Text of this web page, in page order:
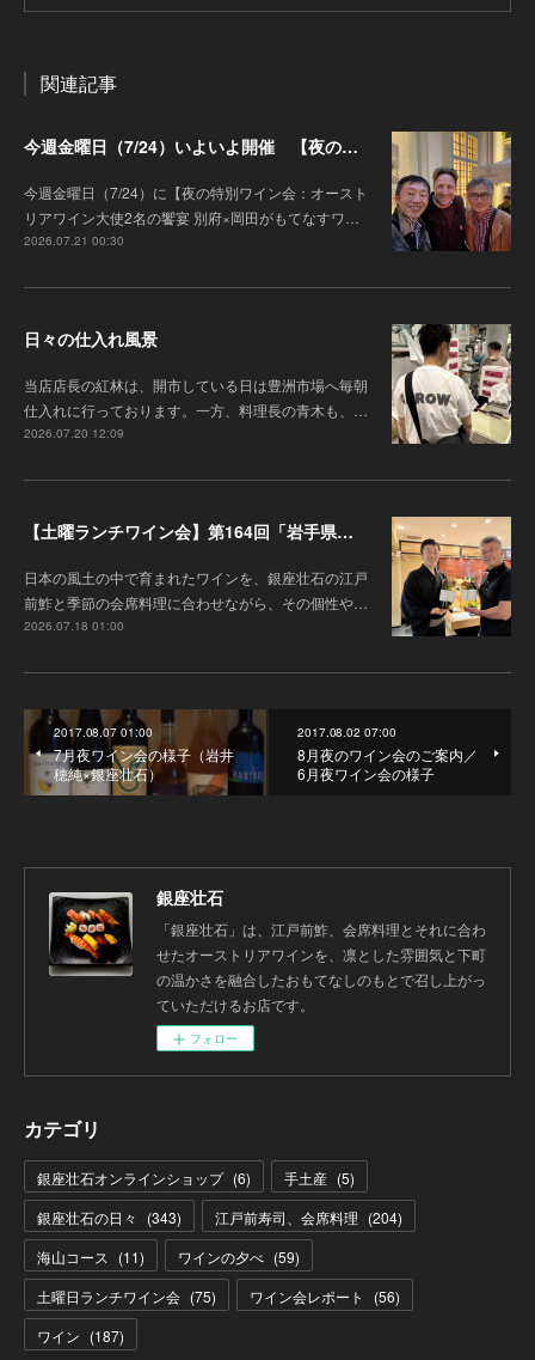
関連記事
今週金曜日（7/24）いよいよ開催 【夜の特別ワイン会】オーストリアワイン大使2名の饗宴 別府×岡田がもてなすワインペアリングの会
今週金曜日（7/24）に【夜の特別ワイン会：オースト
リアワイン大使2名の饗宴 別府×岡田がもてなすワ…
2026.07.21 00:30
日々の仕入れ風景
当店店長の紅林は、開市している日は豊洲市場へ毎朝
仕入れに行っております。一方、料理長の青木も、…
2026.07.20 12:09
【土曜ランチワイン会】第164回「岩手県『高橋葡萄園』のワインと江戸前鮓」
日本の風土の中で育まれたワインを、銀座壮石の江戸
前鮓と季節の会席料理に合わせながら、その個性や…
2026.07.18 01:00
2017.08.07 01:00
7月夜ワイン会の様子（岩井
穂純×銀座壮石）
2017.08.02 07:00
8月夜のワイン会のご案内／
6月夜ワイン会の様子
銀座壮石
「銀座壮石」は、江戸前鮓、会席料理とそれに合わ
せたオーストリアワインを、凛とした雰囲気と下町
の温かさを融合したおもてなしのもとで召し上がっ
ていただけるお店です。
フォロー
カテゴリ
銀座壮石オンラインショップ (6) 手土産 (5)
銀座壮石の日々
(343) 江戸前寿司、会席料理 (204)
海山コース
(11) ワインの夕べ (59)
土曜日ランチワイン会 (75) ワイン会レポート (56)
ワイン (187)